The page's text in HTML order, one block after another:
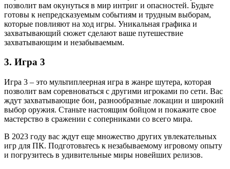
позволит вам окунуться в мир интриг и опасностей. Будьте
готовы к непредсказуемым событиям и трудным выборам,
которые повлияют на ход игры. Уникальная графика и
захватывающий сюжет сделают ваше путешествие
захватывающим и незабываемым.
3. Игра 3
Игра 3 – это мультиплеерная игра в жанре шутера, которая
позволит вам соревноваться с другими игроками по сети. Вас
ждут захватывающие бои, разнообразные локации и широкий
выбор оружия. Станьте настоящим бойцом и покажите свое
мастерство в сражении с соперниками со всего мира.
В 2023 году вас ждут еще множество других увлекательных
игр для ПК. Подготовьтесь к незабываемому игровому опыту
и погрузитесь в удивительные миры новейших релизов.